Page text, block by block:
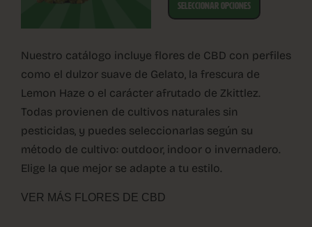
SELECCIONAR OPCIONES
Nuestro catálogo incluye flores de CBD con perfiles
como el dulzor suave de Gelato, la frescura de
Lemon Haze o el carácter afrutado de Zkittlez.
Todas provienen de cultivos naturales sin
pesticidas, y puedes seleccionarlas según su
método de cultivo: outdoor, indoor o invernadero.
Elige la que mejor se adapte a tu estilo.
VER MÁS FLORES DE CBD